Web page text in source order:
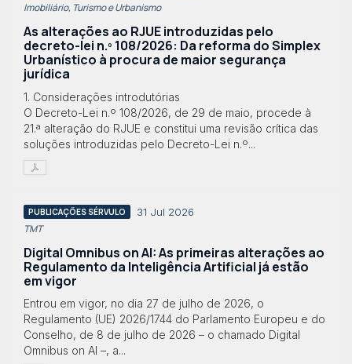
Imobiliário, Turismo e Urbanismo
As alterações ao RJUE introduzidas pelo
decreto-lei n.º 108/2026: Da reforma do Simplex
Urbanístico à procura de maior segurança
jurídica
1. Considerações introdutórias
O Decreto-Lei n.º 108/2026, de 29 de maio, procede à
21.ª alteração do RJUE e constitui uma revisão crítica das
soluções introduzidas pelo Decreto-Lei n.º...
PUBLICAÇÕES SÉRVULO 31 Jul 2026
TMT
Digital Omnibus on AI: As primeiras alterações ao
Regulamento da Inteligência Artificial já estão
em vigor
Entrou em vigor, no dia 27 de julho de 2026, o
Regulamento (UE) 2026/1744 do Parlamento Europeu e do
Conselho, de 8 de julho de 2026 – o chamado Digital
Omnibus on AI –, a...